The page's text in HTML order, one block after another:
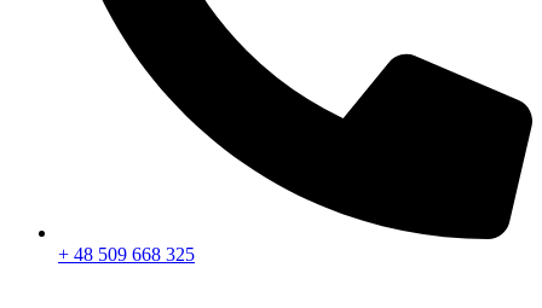
+ 48 509 668 325